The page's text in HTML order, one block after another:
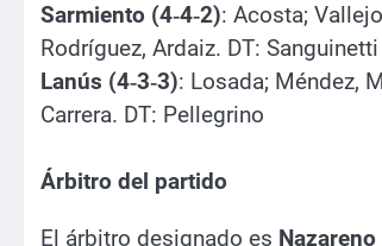
Sarmiento (4‑4‑2): Acosta;
Rodríguez, Ardaiz. DT: Sanguinetti
Lanús (4‑3‑3): Losada; Méndez,
Carrera. DT: Pellegrino
Árbitro del partido
El árbitro designado es